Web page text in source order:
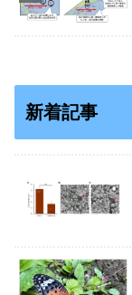
新着記事